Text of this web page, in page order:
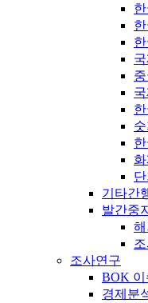
기타간
발간중
조사연구
BOK 이
경제분